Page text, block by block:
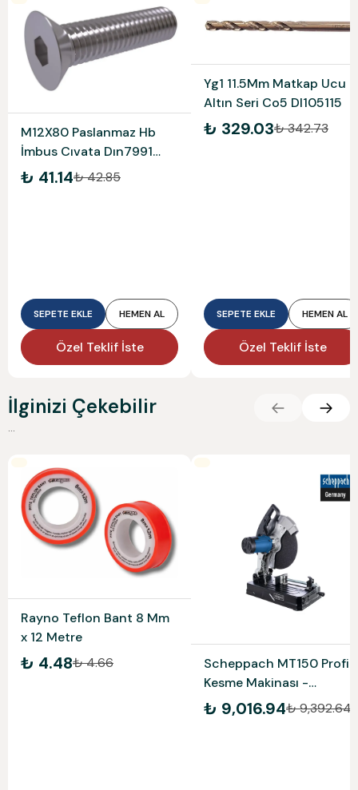
M12X80 Paslanmaz Hb
İmbus Cıvata Dın7991
A4-316
₺ 41.14₺ 42.85
SEPETE EKLE HEMEN AL
Özel Teklif İste
Yg1 11.5Mm Matkap Ucu
Altın Seri Co5 Dl105115
₺ 329.03₺ 342.73
SEPETE EKLE HEMEN AL
Özel Teklif İste
İlginizi Çekebilir
...
Rayno Teflon Bant 8 Mm
x 12 Metre
₺ 4.48₺ 4.66
Scheppach MT150 Profil
Kesme Makinası -
5903703901
₺ 9,016.94₺ 9,392.64